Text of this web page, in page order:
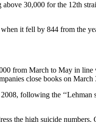
30,000 for the 12th
it fell by 844 from the
from March to May in
close books on March
following the ‘‘Lehman
the high suicide numbers.